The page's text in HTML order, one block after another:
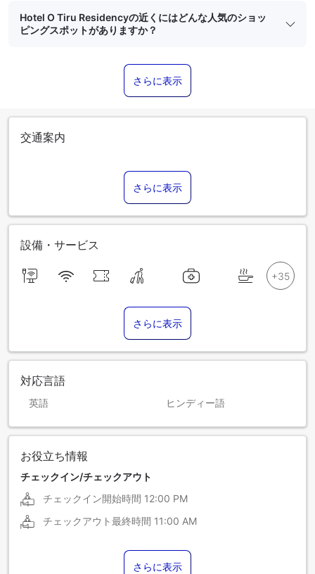
Hotel O Tiru Residencyの近くにはどんな人気のショッ
ピングスポットがありますか？
さらに表示
交通案内
さらに表示
設備・サービス
さらに表示
対応言語
英語 ヒンディー語
お役立ち情報
チェックイン/チェックアウト
チェックイン開始時間 12:00 PM
チェックアウト最終時間 11:00 AM
さらに表示